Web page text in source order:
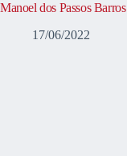
Manoel dos Passos Barros
17/06/2022